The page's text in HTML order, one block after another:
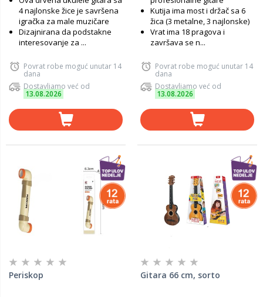
4 najlonske žice je savršena
igračka za male muzičare
Dizajnirana da podstakne
interesovanje za ...
Povrat robe moguć unutar 14
dana
Dostavljamo već od
13.08.2026
Kutija ima most i držač sa 6
žica (3 metalne, 3 najlonske)
Vrat ima 18 pragova i
završava se n...
Povrat robe moguć unutar 14
dana
Dostavljamo već od
13.08.2026
Periskop Gitara 66 cm, sorto